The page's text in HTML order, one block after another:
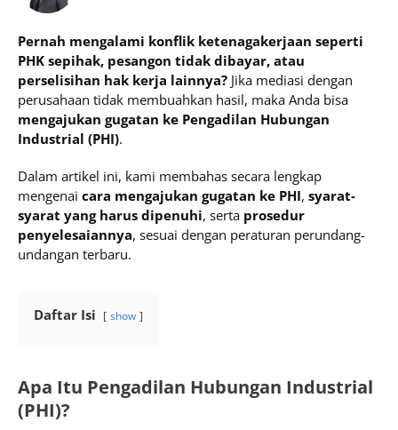
Pernah mengalami konflik ketenagakerjaan seperti
PHK sepihak, pesangon tidak dibayar, atau
perselisihan hak kerja lainnya? Jika mediasi dengan
perusahaan tidak membuahkan hasil, maka Anda bisa
mengajukan gugatan ke Pengadilan Hubungan
Industrial (PHI).
Dalam artikel ini, kami membahas secara lengkap
mengenai cara mengajukan gugatan ke PHI, syarat-
syarat yang harus dipenuhi, serta prosedur
penyelesaiannya, sesuai dengan peraturan perundang-
undangan terbaru.
Daftar Isi show
Apa Itu Pengadilan Hubungan Industrial
(PHI)?